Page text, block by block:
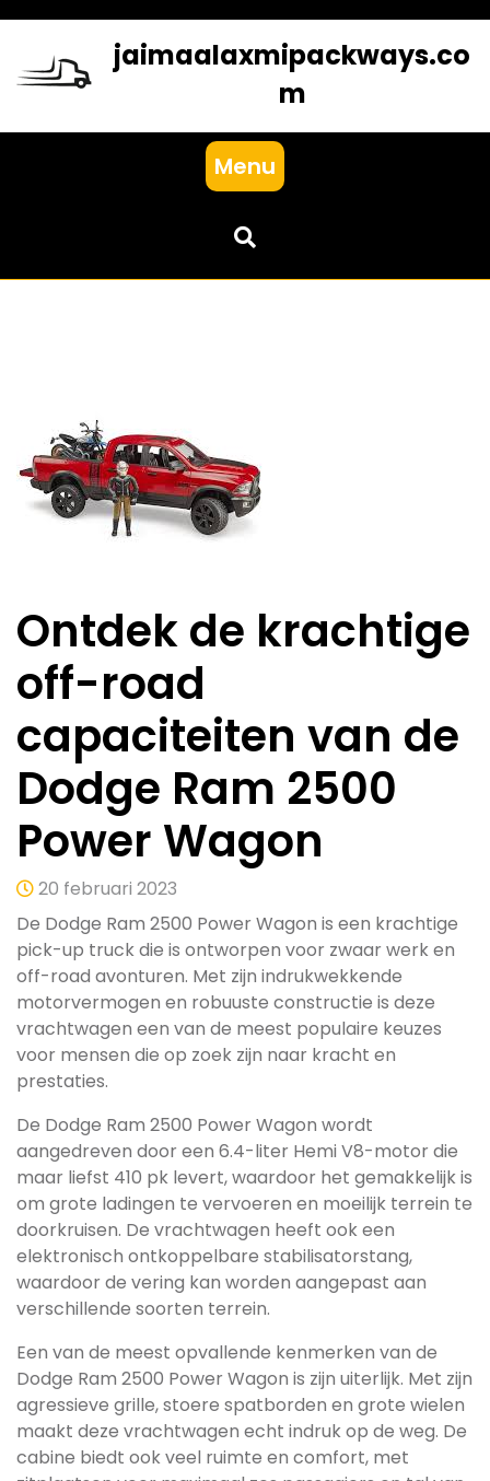
content
jaimaalaxmipackways.co
m
Menu
Ontdek de krachtige
off-road
capaciteiten van de
Dodge Ram 2500
Power Wagon
20 februari 2023
De Dodge Ram 2500 Power Wagon is een krachtige
pick-up truck die is ontworpen voor zwaar werk en
off-road avonturen. Met zijn indrukwekkende
motorvermogen en robuuste constructie is deze
vrachtwagen een van de meest populaire keuzes
voor mensen die op zoek zijn naar kracht en
prestaties.
De Dodge Ram 2500 Power Wagon wordt
aangedreven door een 6.4-liter Hemi V8-motor die
maar liefst 410 pk levert, waardoor het gemakkelijk is
om grote ladingen te vervoeren en moeilijk terrein te
doorkruisen. De vrachtwagen heeft ook een
elektronisch ontkoppelbare stabilisatorstang,
waardoor de vering kan worden aangepast aan
verschillende soorten terrein.
Een van de meest opvallende kenmerken van de
Dodge Ram 2500 Power Wagon is zijn uiterlijk. Met zijn
agressieve grille, stoere spatborden en grote wielen
maakt deze vrachtwagen echt indruk op de weg. De
cabine biedt ook veel ruimte en comfort, met